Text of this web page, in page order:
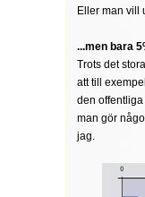
Eller man vill
...men bara
Trots det
att till
den
man gör
jag.